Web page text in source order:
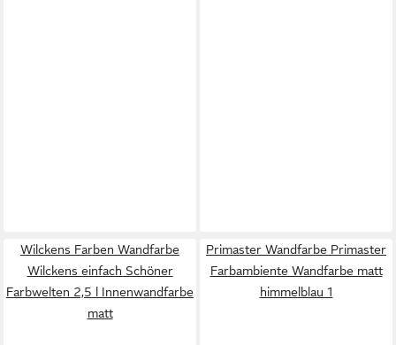
Wilckens Farben Wandfarbe
Wilckens einfach Schöner
Farbwelten 2,5 l Innenwandfarbe
matt
Primaster Wandfarbe Primaster
Farbambiente Wandfarbe matt
himmelblau 1